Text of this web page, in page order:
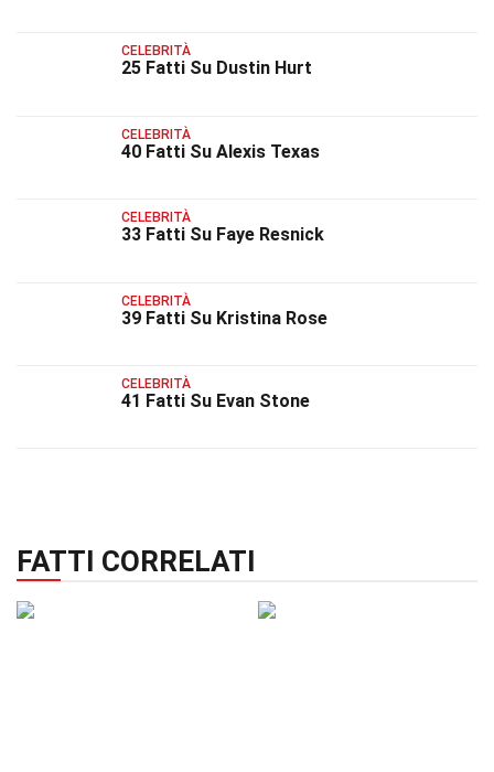
CELEBRITÀ
25 Fatti Su Dustin Hurt
CELEBRITÀ
40 Fatti Su Alexis Texas
CELEBRITÀ
33 Fatti Su Faye Resnick
CELEBRITÀ
39 Fatti Su Kristina Rose
CELEBRITÀ
41 Fatti Su Evan Stone
FATTI CORRELATI